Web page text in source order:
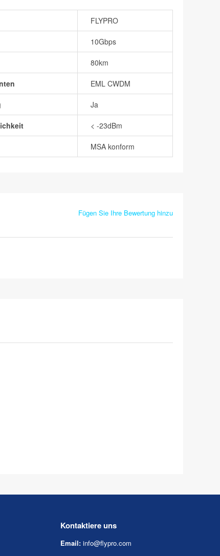
FLYPRO
10Gbps
80km
EML CWDM
Ja
< -23dBm
MSA konform
Fügen Sie Ihre Bewertung hinzu
Kontaktiere uns
Email: info@flypro.com